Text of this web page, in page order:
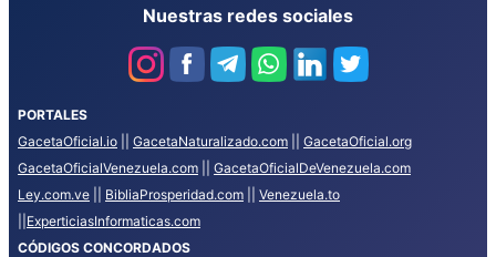
Nuestras redes sociales
PORTALES
GacetaOficial.io
GacetaNaturalizado.com
GacetaOficial.org
GacetaOficialVenezuela.com
GacetaOficialDeVenezuela.com
Ley.com.ve
BibliaProsperidad.com
Venezuela.to
ExperticiasInformaticas.com
CÓDIGOS CONCORDADOS